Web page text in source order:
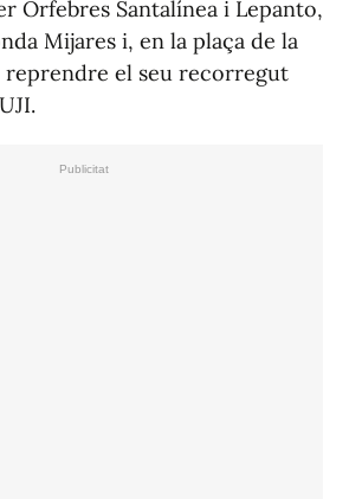
Orfebres Santalínea i Lepanto,
Mijares i, en la plaça de la
reprendre el seu recorregut